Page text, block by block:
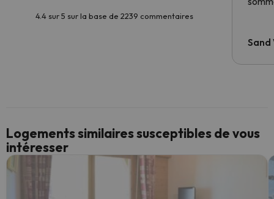
4.4 sur 5 sur la base de 2239 commentaires
Sand
Logements similaires susceptibles de vous
intéresser